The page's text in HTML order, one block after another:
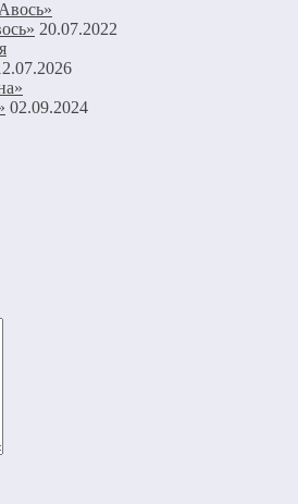
20.07.2022
02.09.2024